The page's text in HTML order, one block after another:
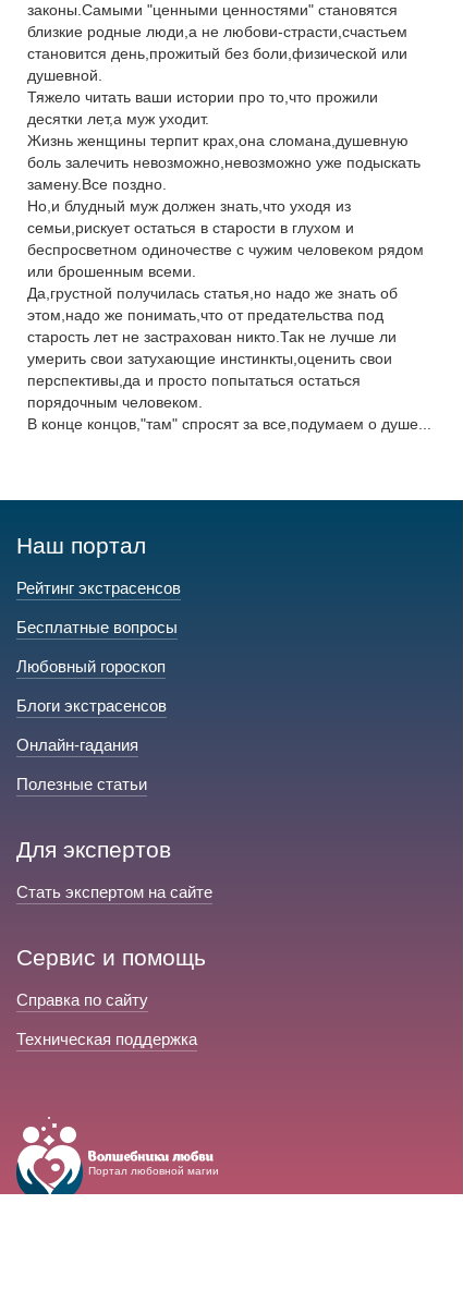
законы.Самыми "ценными ценностями" становятся
близкие родные люди,а не любови-страсти,счастьем
становится день,прожитый без боли,физической или
душевной.
Тяжело читать ваши истории про то,что прожили
десятки лет,а муж уходит.
Жизнь женщины терпит крах,она сломана,душевную
боль залечить невозможно,невозможно уже подыскать
замену.Все поздно.
Но,и блудный муж должен знать,что уходя из
семьи,рискует остаться в старости в глухом и
беспросветном одиночестве с чужим человеком рядом
или брошенным всеми.
Да,грустной получилась статья,но надо же знать об
этом,надо же понимать,что от предательства под
старость лет не застрахован никто.Так не лучше ли
умерить свои затухающие инстинкты,оценить свои
перспективы,да и просто попытаться остаться
порядочным человеком.
В конце концов,"там" спросят за все,подумаем о душе...
Наш портал
Рейтинг экстрасенсов
Бесплатные вопросы
Любовный гороскоп
Блоги экстрасенсов
Онлайн-гадания
Полезные статьи
Для экспертов
Стать экспертом на сайте
Сервис и помощь
Справка по сайту
Техническая поддержка
Портал любовной магии